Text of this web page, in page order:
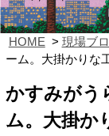
HOME 現場ブ
ーム。大掛かりな
かすみがう
ム。大掛か